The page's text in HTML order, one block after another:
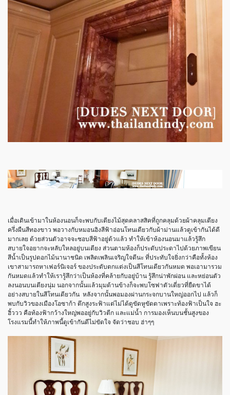
เมื่อเดินเข้ามาในห้องนอนก็จะพบกับเตียงไม้สุดคลาสสิคที่ถูกคลุมด้วยผ้าคลุมเตียง
ครึ่งผืนสีทองขาว พอวางกับหมอนอิงสีฟ้าอ่อนโทนเดียวกับผ้าม่านแล้วดูเข้ากันได้ดี
มากเลย ด้วยส่วนตัวอาจจะชอบสีฟ้าอยู่ด้วแล้ว ทำให้เข้าห้องนอนมาแล้วรู้สึก
สบายใจอยากจะหลับใหลอยู่บนเตียง ส่วนตามห้องก็ประดับประดาไปด้วยภาพเขียน
สีน้ำเป็นรูปดอกไม้นานาชนิด เพลิดเพลินเจริญใจดีนะ ที่ประทับใจยิ่งกว่าคือทั้งห้อง
เขาสามารถหาเฟอร์นิเจอร์ ของประดับตกแต่งเป็นสีโทนเดียวกันหมด พอเอามารวม
กันหมดแล้วทำให้เรารู้สึกว่าเป็นห้องที่คล้ายกับอยู่บ้าน รู้สึกน่าพักผ่อน และหย่อนตัว
ลงนอนบนเตียงนุ่ม นอกจากนั้นแล้วมุมด้านข้างก็จะพบโซฟาตัวเดี่ยวที่ยืดขาได้
อย่างสบายในสีโทนเดียวกัน หลังจากนั้นพอมองผ่านกระจกบานใหญ่ออกไป แล้วก็
พบกับวิวของเมืองโอซาก้า ตึกสูงระฟ้าแต่ไม่ได้ดูขัดหูขัดตาเพราะท้องฟ้าเป็นใจ ฮะ
ฮิ้ววว คือท้องฟ้ากว้างใหญ่พออยู่กับวิวตีก และแม่น้ำ การมองเห็นบนชั้นสูงของ
โรงแรมนี้ทำให้ภาพนี้ดูเข้ากันดีไม่ขัดใจ จัดว่าชอบ ฮ่าๆๆ